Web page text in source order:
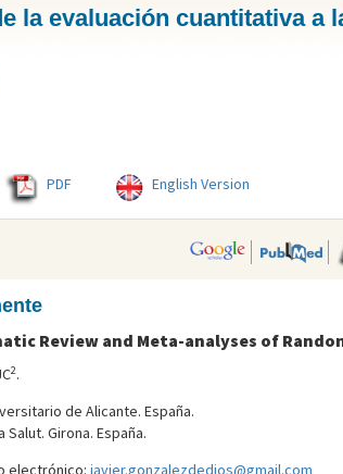
la evaluación cuantitativa a
PDF English Version
Review and Meta-analyses of
2.
de Alicante. España.
Girona. España.
electrónico: javier.gonzalezdedios@gmail.com